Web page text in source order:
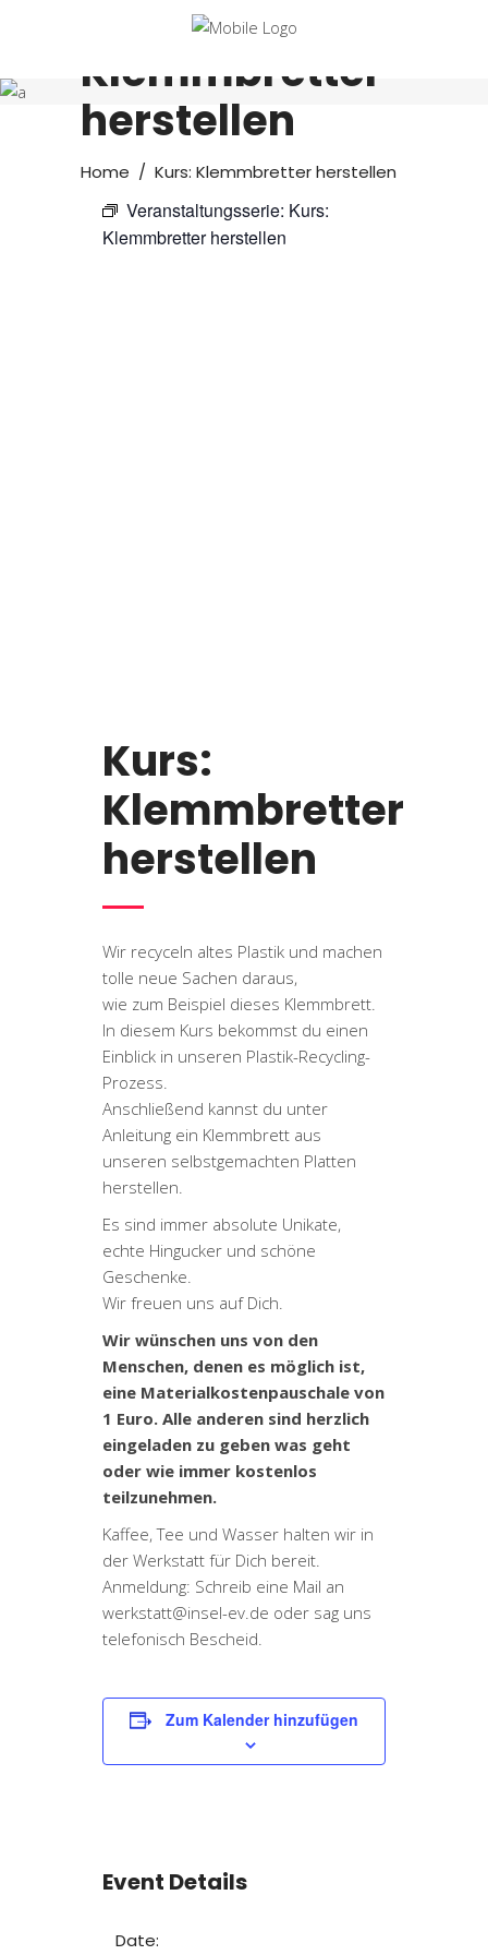
Klemmbretter
herstellen
Home / Kurs: Klemmbretter herstellen
Veranstaltungsserie: Kurs:
Klemmbretter herstellen
Kurs:
Klemmbretter
herstellen
Wir recyceln altes Plastik und machen
tolle neue Sachen daraus,
wie zum Beispiel dieses Klemmbrett.
In diesem Kurs bekommst du einen
Einblick in unseren Plastik-Recycling-
Prozess.
Anschließend kannst du unter
Anleitung ein Klemmbrett aus
unseren selbstgemachten Platten
herstellen.
Es sind immer absolute Unikate,
echte Hingucker und schöne
Geschenke.
Wir freuen uns auf Dich.
Wir wünschen uns von den
Menschen, denen es möglich ist,
eine Materialkostenpauschale von
1 Euro. Alle anderen sind herzlich
eingeladen zu geben was geht
oder wie immer kostenlos
teilzunehmen.
Kaffee, Tee und Wasser halten wir in
der Werkstatt für Dich bereit.
Anmeldung: Schreib eine Mail an
werkstatt@insel-ev.de oder sag uns
telefonisch Bescheid.
Zum Kalender hinzufügen
Event Details
Date: